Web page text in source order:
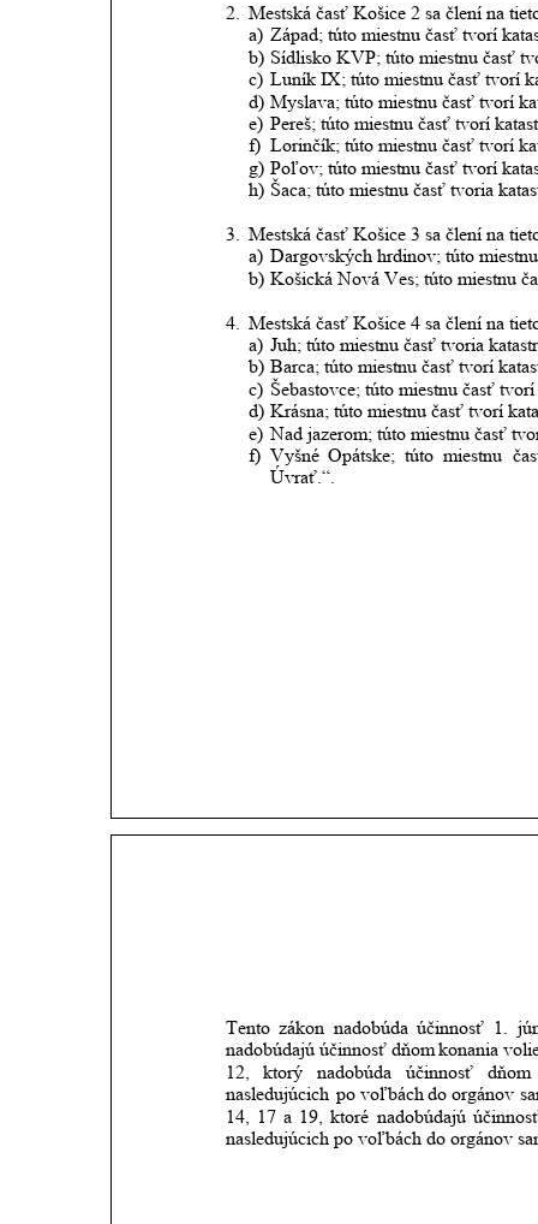
2.
Mestská časť Košice 2 sa člení na
a) Západ; túto miestnu časť tvorí
b) Sídlisko KVP; túto miestnu časť
c) Luník IX; túto miestnu časť tvorí
d) Myslava; túto miestnu časť tvorí
e) Pereš; túto miestnu časť tvorí
f) Lorinčík; túto miestnu časť tvorí
g) Poľov; túto miestnu časť tvorí
h) Šaca; túto miestnu časť tvoria
3.
Mestská časť Košice 3 sa člení na
a) Dargovských hrdinov; túto
b) Košická Nová Ves; túto miestnu
4.
Mestská časť Košice 4 sa člení na
a) Juh; túto miestnu časť tvoria
b) Barca; túto miestnu časť tvorí
c) Šebastovce; túto miestnu časť
d) Krásna; túto miestnu časť tvorí
e) Nad jazerom; túto miestnu časť
f) Vyšné Opátske; túto miestnu
Úvrať.“.
Tento zákon nadobúda účinnosť 1.
nadobúdajú účinnosť dňom konania
12,
ktorý nadobúda účinnosť
dňom
nasledujúcich po voľbách do orgánov
14,
17 a 19, ktoré nadobúdajú
nasledujúcich po voľbách do orgánov